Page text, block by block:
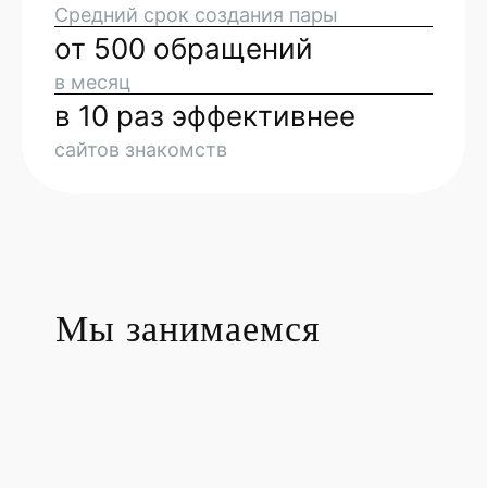
Средний срок создания пары
от 500 обращений
в месяц
в 10 раз эффективнее
сайтов знакомств
Мы занимаемся